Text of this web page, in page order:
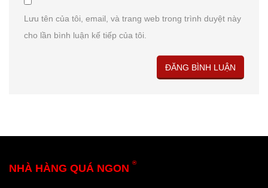
Lưu tên của tôi, email, và trang web trong trình duyệt này
cho lần bình luận kế tiếp của tôi.
NHÀ HÀNG QUÁ NGON ®